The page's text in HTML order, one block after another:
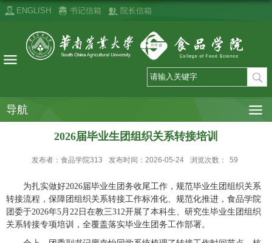
ENGLISH 书记信箱 院长信箱
导航
2026届毕业生团组织关系转接培训
发布者：食品学院313 发布时间：2026-05-24 浏览次数： 59
为扎实做好2026届毕业生团务收尾工作，规范毕业生团组织关系
转接流程，保障团组织关系转接工作标准化、规范化推进，食品学院
团委于2026年5月22日在教三312开展了本科生、研究生毕业生团组织
关系转接专项培训，全覆盖落实毕业生团务工作部署。